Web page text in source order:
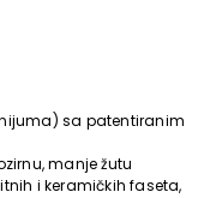
sa patentiranim
manje žutu
i keramičkih faseta,